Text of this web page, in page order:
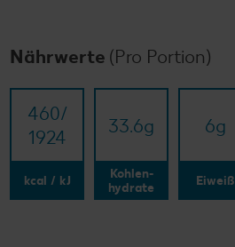
Nährwerte (Pro Portion)
460/​
1924
kcal / kJ
33.6g
Kohlen-
hydrate
6g
Eiweiß